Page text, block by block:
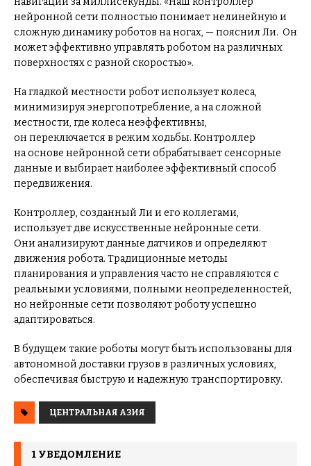
нейронной сети полностью понимает нелинейную и
сложную динамику роботов на ногах, — пояснил Ли. Он
может эффективно управлять роботом на различных
поверхностях с разной скоростью».
На гладкой местности робот использует колеса,
минимизируя энергопотребление, а на сложной
местности, где колеса неэффективны,
он переключается в режим ходьбы. Контроллер
на основе нейронной сети обрабатывает сенсорные
данные и выбирает наиболее эффективный способ
передвижения.
Контроллер, созданный Ли и его коллегами,
использует две искусственные нейронные сети.
Они анализируют данные датчиков и определяют
движения робота. Традиционные методы
планирования и управления часто не справляются с
реальными условиями, полными неопределенностей,
но нейронные сети позволяют роботу успешно
адаптироваться.
В будущем такие роботы могут быть использованы для
автономной доставки грузов в различных условиях,
обеспечивая быструю и надежную транспортировку.
ЦЕНТРАЛЬНАЯ АЗИЯ
1 УВЕДОМЛЕНИЕ